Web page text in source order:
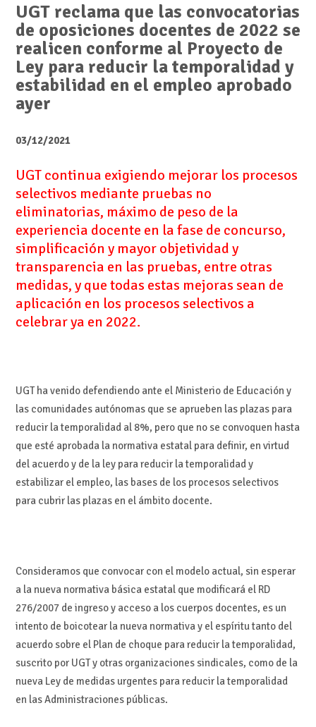
UGT reclama que las convocatorias
de oposiciones docentes de 2022 se
realicen conforme al Proyecto de
Ley para reducir la temporalidad y
estabilidad en el empleo aprobado
ayer
03/12/2021
UGT continua exigiendo mejorar los procesos
selectivos mediante pruebas no
eliminatorias, máximo de peso de la
experiencia docente en la fase de concurso,
simplificación y mayor objetividad y
transparencia en las pruebas, entre otras
medidas, y que todas estas mejoras sean de
aplicación en los procesos selectivos a
celebrar ya en 2022.
UGT ha venido defendiendo ante el Ministerio de Educación y
las comunidades autónomas que se aprueben las plazas para
reducir la temporalidad al 8%, pero que no se convoquen hasta
que esté aprobada la normativa estatal para definir, en virtud
del acuerdo y de la ley para reducir la temporalidad y
estabilizar el empleo, las bases de los procesos selectivos
para cubrir las plazas en el ámbito docente.
Consideramos que convocar con el modelo actual, sin esperar
a la nueva normativa básica estatal que modificará el RD
276/2007 de ingreso y acceso a los cuerpos docentes, es un
intento de boicotear la nueva normativa y el espíritu tanto del
acuerdo sobre el Plan de choque para reducir la temporalidad,
suscrito por UGT y otras organizaciones sindicales, como de la
nueva Ley de medidas urgentes para reducir la temporalidad
en las Administraciones públicas.